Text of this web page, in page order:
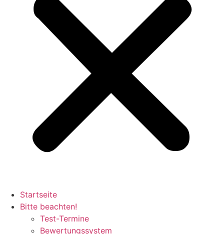
Startseite
Bitte beachten!
Test-Termine
Bewertungssystem